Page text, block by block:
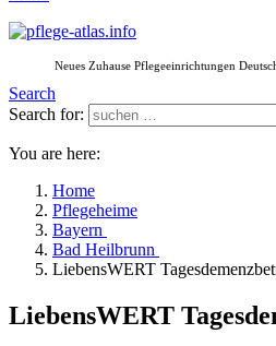
Neues Zuhause Pflegeeinrichtungen
Search
Search for:
You are here:
Home
Pflegeheime
Bayern
Bad Heilbrunn
LiebensWERT
LiebensWERT